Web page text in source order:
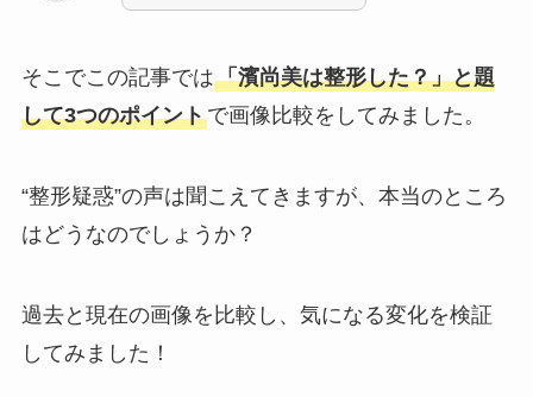
そこでこの記事では「濱尚美は整形した？」と題
して3つのポイントで画像比較をしてみました。
“整形疑惑”の声は聞こえてきますが、本当のところ
はどうなのでしょうか？
過去と現在の画像を比較し、気になる変化を検証
してみました！